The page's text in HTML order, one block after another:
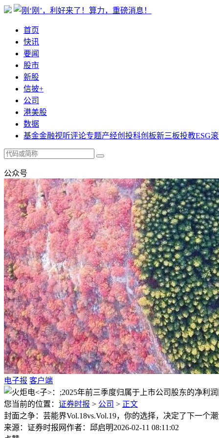
首页
快讯
要闻
股市
新股
信披+
公司
港美股
数据
基金金融视听评论专题产经创投科创板新三板投教ESG
公众号
电子报 客户端
您当前的位置： 证券时报 > 公司 > 正文
封面之争：芸能界Vol.18vs.Vol.19，你的选择，决定了下一个
来源：证券时报网作者：邱启明2026-02-11 08:11:02